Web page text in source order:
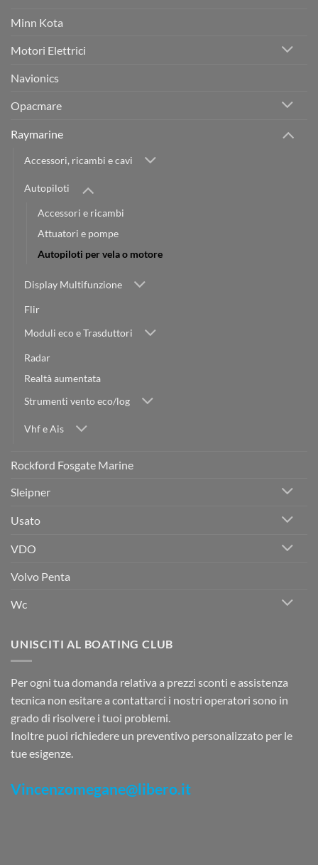
Minn Kota
Motori Elettrici
Navionics
Opacmare
Raymarine
Accessori, ricambi e cavi
Autopiloti
Accessori e ricambi
Attuatori e pompe
Autopiloti per vela o motore
Display Multifunzione
Flir
Moduli eco e Trasduttori
Radar
Realtà aumentata
Strumenti vento eco/log
Vhf e Ais
Rockford Fosgate Marine
Sleipner
Usato
VDO
Volvo Penta
Wc
UNISCITI AL BOATING CLUB
Per ogni tua domanda relativa a prezzi sconti e assistenza
tecnica non esitare a contattarci i nostri operatori sono in
grado di risolvere i tuoi problemi.
Inoltre puoi richiedere un preventivo personalizzato per le
tue esigenze.
Vincenzomegane@libero.it